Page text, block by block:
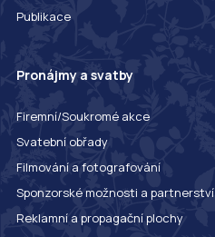
Publikace
Pronájmy a svatby
Firemní/Soukromé akce
Svatební obřady
Filmování a fotografování
Sponzorské možnosti a partnerství
Reklamní a propagační plochy